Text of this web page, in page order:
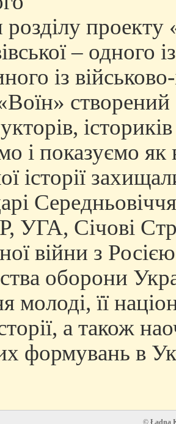
розділу
– одного
із
і показуємо
історії
УГА, Січові
війни з
оборони
молоді, її
а також
формувань в
© Ładna